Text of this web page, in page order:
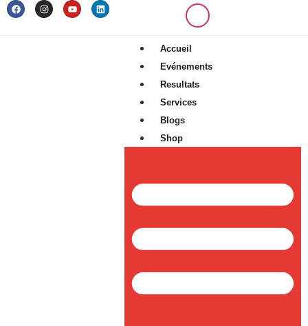
Accueil
Evénements
Resultats
Services
Blogs
Shop